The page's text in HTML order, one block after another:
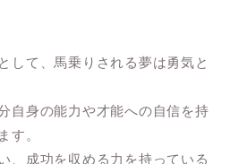
して、馬乗りされる夢は勇気と
自身の能力や才能への自信を持
す。
、成功を収める力を持っている